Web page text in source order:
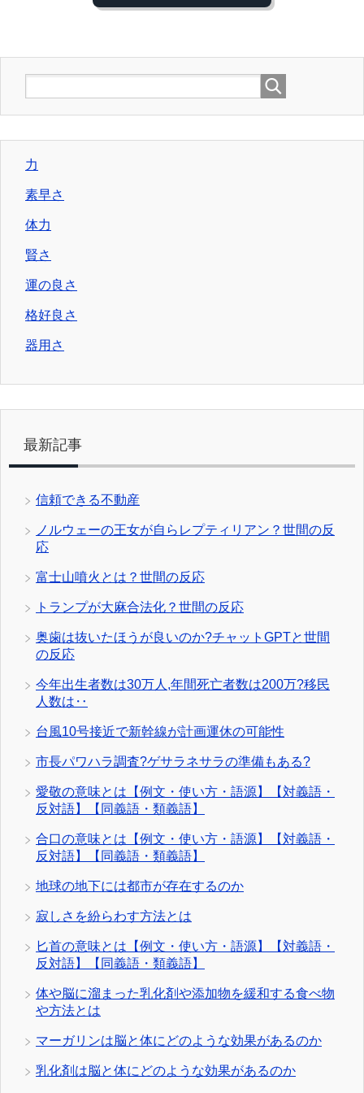
力
素早さ
体力
賢さ
運の良さ
格好良さ
器用さ
最新記事
信頼できる不動産
ノルウェーの王女が自らレプティリアン？世間の反
応
富士山噴火とは？世間の反応
トランプが大麻合法化？世間の反応
奥歯は抜いたほうが良いのか?チャットGPTと世間
の反応
今年出生者数は30万人,年間死亡者数は200万?移民
人数は‥
台風10号接近で新幹線が計画運休の可能性
市長パワハラ調査?ゲサラネサラの準備もある?
愛敬の意味とは【例文・使い方・語源】【対義語・
反対語】【同義語・類義語】
合口の意味とは【例文・使い方・語源】【対義語・
反対語】【同義語・類義語】
地球の地下には都市が存在するのか
寂しさを紛らわす方法とは
匕首の意味とは【例文・使い方・語源】【対義語・
反対語】【同義語・類義語】
体や脳に溜まった乳化剤や添加物を緩和する食べ物
や方法とは
マーガリンは脳と体にどのような効果があるのか
乳化剤は脳と体にどのような効果があるのか